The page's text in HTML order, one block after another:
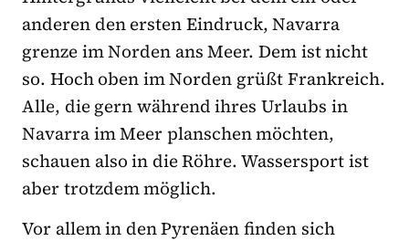
anderen den ersten Eindruck, Navarra
grenze im Norden ans Meer. Dem ist nicht
so. Hoch oben im Norden grüßt Frankreich.
Alle, die gern während ihres Urlaubs in
Navarra im Meer planschen möchten,
schauen also in die Röhre. Wassersport ist
aber trotzdem möglich.
Vor allem in den Pyrenäen finden sich